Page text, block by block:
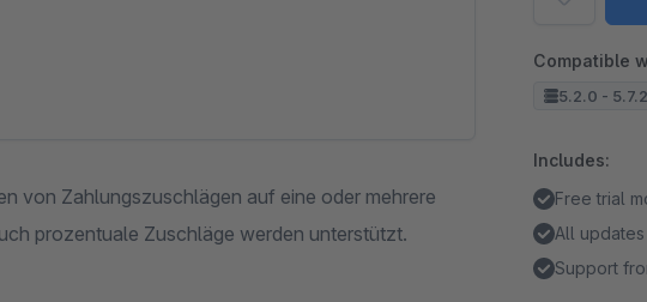
von Zahlungszuschlägen auf eine oder mehrere
prozentuale Zuschläge werden unterstützt.
Compatible
5.2.0 -
Includes:
Free trial
All updates
Support